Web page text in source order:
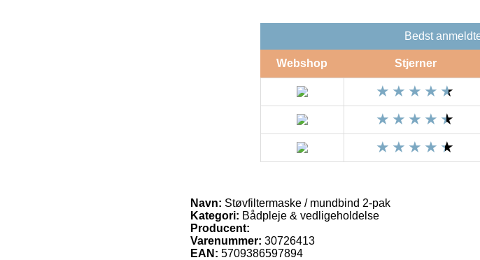
Bedst
Webshop Stjerner
Navn: Støvfiltermaske / mundbind 2-pak
Kategori: Bådpleje & vedligeholdelse
Producent:
Varenummer: 30726413
EAN: 5709386597894